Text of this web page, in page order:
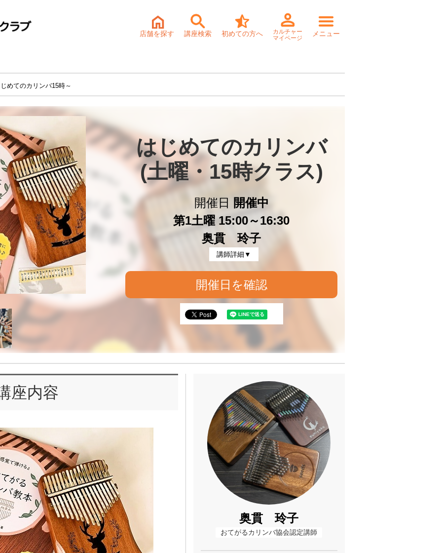
店舗を探す 講座検索 初めての方へ
カルチャー
マイページ
メニュー
めてのカリンバ15時～
はじめてのカリンバ
(土曜・15時クラス)
開催日
開催中
第1土曜 15:00～16:30
奥貫 玲子
講師詳細▼
開催日を確認
座内容
奥貫 玲子
おてがるカリンバ協会認定講師